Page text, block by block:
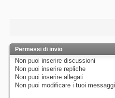
Permessi di invio
Non puoi inserire discussioni
Non puoi inserire repliche
Non puoi inserire allegati
Non puoi modificare i tuoi messaggi